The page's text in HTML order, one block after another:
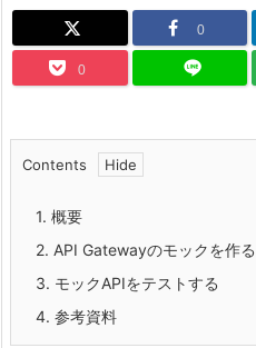
0
0
Contents
1. 概要
2. API Gatewayのモックを作る
3. モックAPIをテストする
4. 参考資料